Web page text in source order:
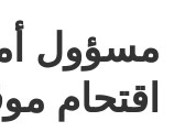
مسؤول
اقتحام